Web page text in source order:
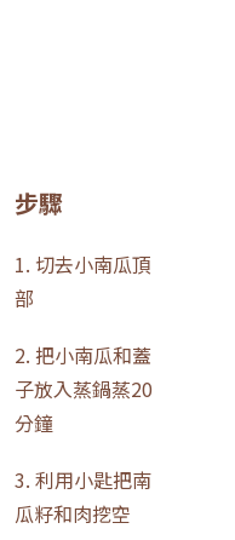
步驟
1. 切去小南瓜頂
部
2. 把小南瓜和蓋
子放入蒸鍋蒸20
分鐘
3. 利用小匙把南
瓜籽和肉挖空